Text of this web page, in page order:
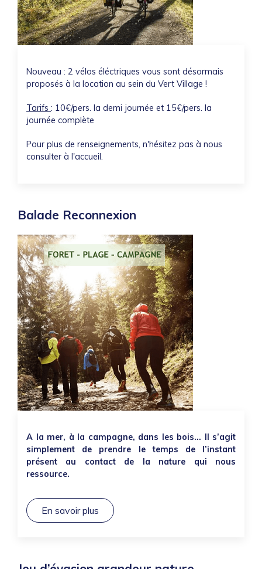
Nouveau : 2 vélos éléctriques vous sont désormais
proposés à la location au sein du Vert Village !
Tarifs : 10€/pers. la demi journée et 15€/pers. la
journée complète
Pour plus de renseignements, n'hésitez pas à nous
consulter à l'accueil.
Balade Reconnexion
A la mer, à la campagne, dans les bois… Il s’agit
simplement de prendre le temps de l’instant
présent au contact de la nature qui nous
ressource.
En savoir plus